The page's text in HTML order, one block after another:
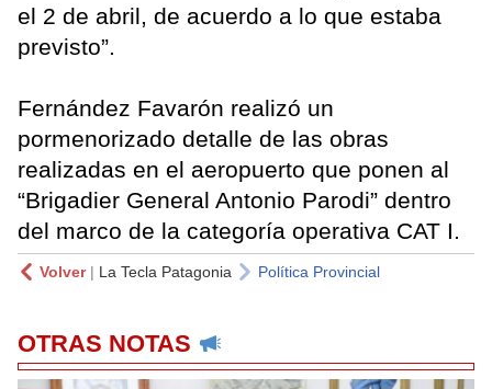
el 2 de abril, de acuerdo a lo que estaba
previsto”.
Fernández Favarón realizó un
pormenorizado detalle de las obras
realizadas en el aeropuerto que ponen al
“Brigadier General Antonio Parodi” dentro
del marco de la categoría operativa CAT I.
Volver| La Tecla Patagonia Política Provincial
OTRAS NOTAS